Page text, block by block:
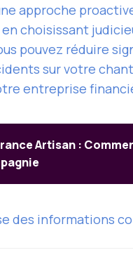
approche
choisissant
pouvez réduire
sur votre
entreprise
Artisan :
des informations